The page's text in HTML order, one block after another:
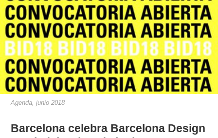
Agenda, junio 2018
Barcelona celebra Barcelona Design